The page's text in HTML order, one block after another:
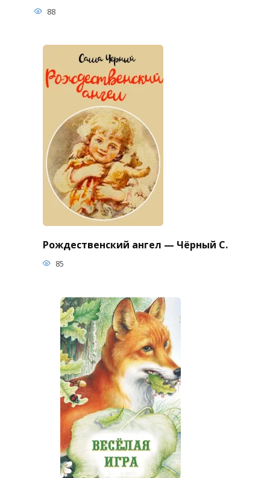
88
Рождественский ангел — Чёрный С.
85